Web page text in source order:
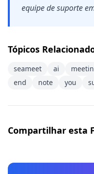
equipe de suporte
Tópicos
seameet ai
end
note you
Compartilhar esta